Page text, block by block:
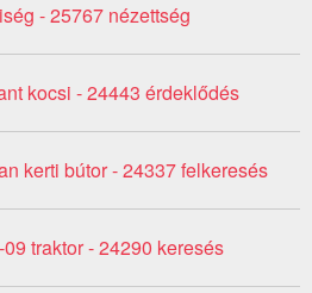
- 25767 nézettség
kocsi - 24443 érdeklődés
kerti bútor - 24337 felkeresés
traktor - 24290 keresés